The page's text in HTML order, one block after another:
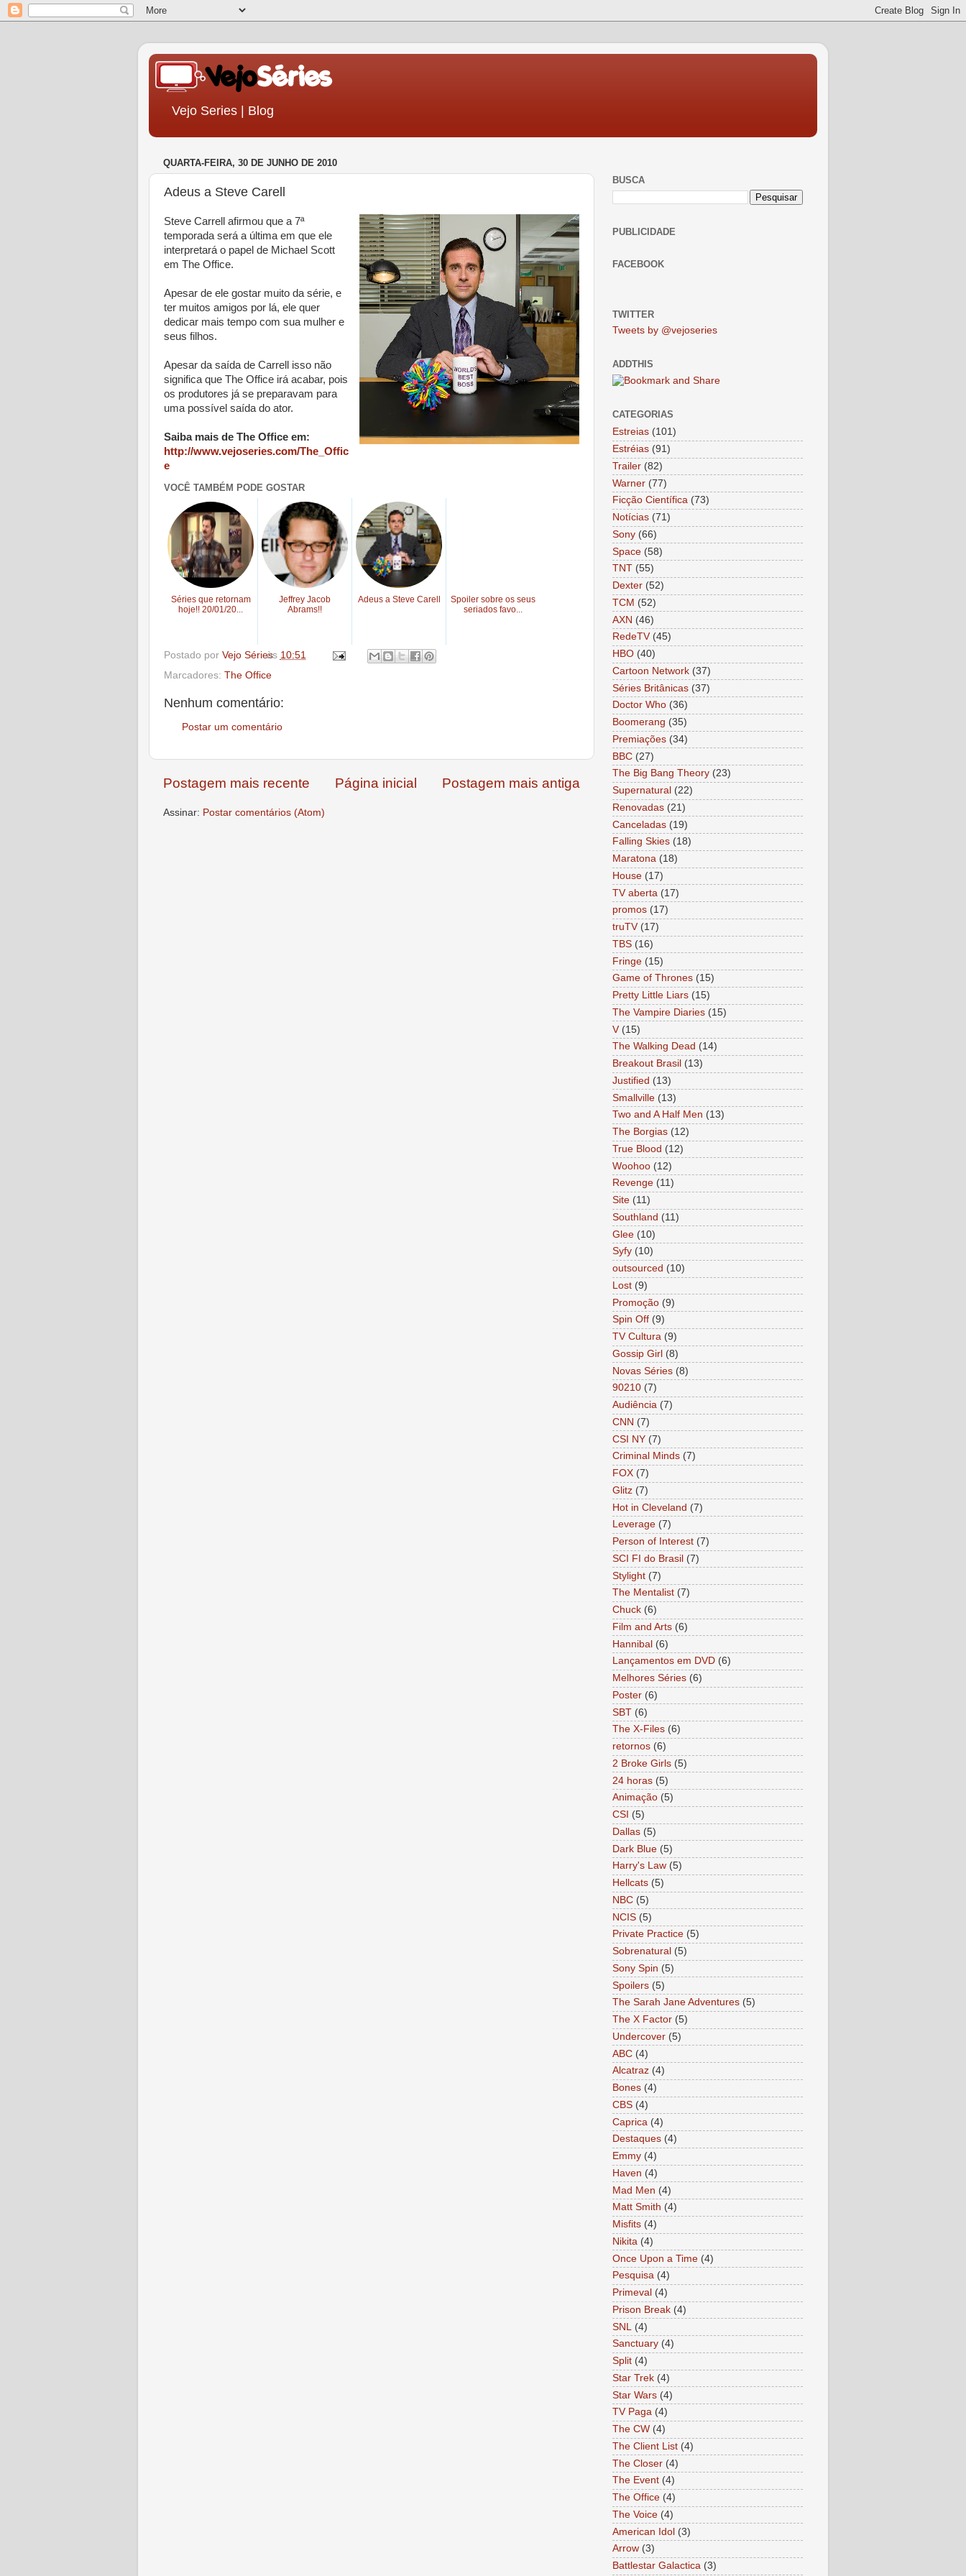
Vejo Series | Blog
QUARTA-FEIRA, 30 DE JUNHO DE 2010
Adeus a Steve Carell
Steve Carrell afirmou que a 7ª
temporada será a última em que ele
interpretará o papel de Michael Scott
em The Office.
Apesar de ele gostar muito da série, e
ter muitos amigos por lá, ele quer
dedicar mais tempo com sua mulher e
seus filhos.
Apesar da saída de Carrell isso não
significa que The Office irá acabar, pois
os produtores já se preparavam para
uma possível saída do ator.
Saiba mais de The Office em:
http://www.vejoseries.com/The_Offic
e
VOCÊ TAMBÉM PODE GOSTAR
Séries que retornam
hoje!! 20/01/20...
Jeffrey Jacob
Abrams!!
Adeus a Steve Carell
Spoiler sobre os seus
seriados favo...
Postado por Vejo Sériesàs 10:51
Marcadores: The Office
Nenhum comentário:
Postar um comentário
Postagem mais recente Postagem mais antiga
Página inicial
Assinar: Postar comentários (Atom)
BUSCA
PUBLICIDADE
FACEBOOK
TWITTER
Tweets by @vejoseries
ADDTHIS
CATEGORIAS
Estreias (101)
Estréias (91)
Trailer (82)
Warner (77)
Ficção Científica (73)
Notícias (71)
Sony (66)
Space (58)
TNT (55)
Dexter (52)
TCM (52)
AXN (46)
RedeTV (45)
HBO (40)
Cartoon Network (37)
Séries Britânicas (37)
Doctor Who (36)
Boomerang (35)
Premiações (34)
BBC (27)
The Big Bang Theory (23)
Supernatural (22)
Renovadas (21)
Canceladas (19)
Falling Skies (18)
Maratona (18)
House (17)
TV aberta (17)
promos (17)
truTV (17)
TBS (16)
Fringe (15)
Game of Thrones (15)
Pretty Little Liars (15)
The Vampire Diaries (15)
V (15)
The Walking Dead (14)
Breakout Brasil (13)
Justified (13)
Smallville (13)
Two and A Half Men (13)
The Borgias (12)
True Blood (12)
Woohoo (12)
Revenge (11)
Site (11)
Southland (11)
Glee (10)
Syfy (10)
outsourced (10)
Lost (9)
Promoção (9)
Spin Off (9)
TV Cultura (9)
Gossip Girl (8)
Novas Séries (8)
90210 (7)
Audiência (7)
CNN (7)
CSI NY (7)
Criminal Minds (7)
FOX (7)
Glitz (7)
Hot in Cleveland (7)
Leverage (7)
Person of Interest (7)
SCI FI do Brasil (7)
Stylight (7)
The Mentalist (7)
Chuck (6)
Film and Arts (6)
Hannibal (6)
Lançamentos em DVD (6)
Melhores Séries (6)
Poster (6)
SBT (6)
The X-Files (6)
retornos (6)
2 Broke Girls (5)
24 horas (5)
Animação (5)
CSI (5)
Dallas (5)
Dark Blue (5)
Harry's Law (5)
Hellcats (5)
NBC (5)
NCIS (5)
Private Practice (5)
Sobrenatural (5)
Sony Spin (5)
Spoilers (5)
The Sarah Jane Adventures (5)
The X Factor (5)
Undercover (5)
ABC (4)
Alcatraz (4)
Bones (4)
CBS (4)
Caprica (4)
Destaques (4)
Emmy (4)
Haven (4)
Mad Men (4)
Matt Smith (4)
Misfits (4)
Nikita (4)
Once Upon a Time (4)
Pesquisa (4)
Primeval (4)
Prison Break (4)
SNL
(4)
Sanctuary (4)
Split (4)
Star Trek (4)
Star Wars (4)
TV Paga (4)
The CW (4)
The Client List (4)
The Closer (4)
The Event (4)
The Office (4)
The Voice (4)
American Idol (3)
Arrow (3)
Battlestar Galactica (3)